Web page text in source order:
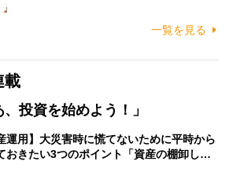
一覧を見る
載
投資を始めよう！」
運用】大災害時に慌てないために平時から
おきたい3つのポイント「資産の棚卸し…